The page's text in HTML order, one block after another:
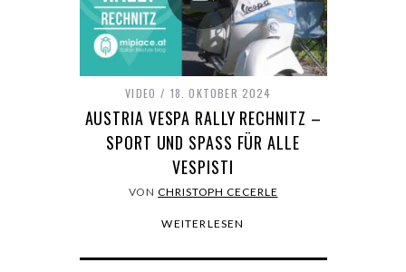
VIDEO 18. OKTOBER 2024
AUSTRIA VESPA RALLY RECHNITZ –
SPORT UND SPASS FÜR ALLE V
ESPISTI
VONCHRISTOPH CECERLE
WEITERLESEN